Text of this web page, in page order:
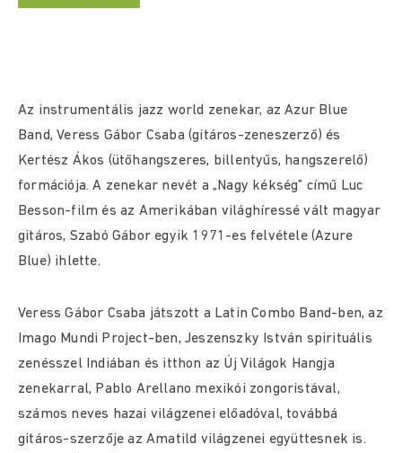
Az instrumentális jazz world zenekar, az Azur Blue
Band, Veress Gábor Csaba (gitáros-zeneszerző) és
Kertész Ákos (ütőhangszeres, billentyűs, hangszerelő)
formációja. A zenekar nevét a „Nagy kékség” című Luc
Besson-film és az Amerikában világhíressé vált magyar
gitáros, Szabó Gábor egyik 1971-es felvétele (Azure
Blue) ihlette.
Veress Gábor Csaba játszott a Latin Combo Band-ben, az
Imago Mundi Project-ben, Jeszenszky István spirituális
zenésszel Indiában és itthon az Új Világok Hangja
zenekarral, Pablo Arellano mexikói zongoristával,
számos neves hazai világzenei előadóval, továbbá
gitáros-szerzője az Amatild világzenei együttesnek is.